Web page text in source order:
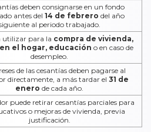
deben consignarse en un fondo
antes del 14 de febrero del año
al periodo trabajado.
utilizar para la compra de vivienda,
el hogar, educación o en caso de
desempleo.
de las cesantías deben pagarse al
directamente, a más tardar el 31 de
enero de cada año.
puede retirar cesantías parciales para
o mejoras de vivienda, previa
justificación.